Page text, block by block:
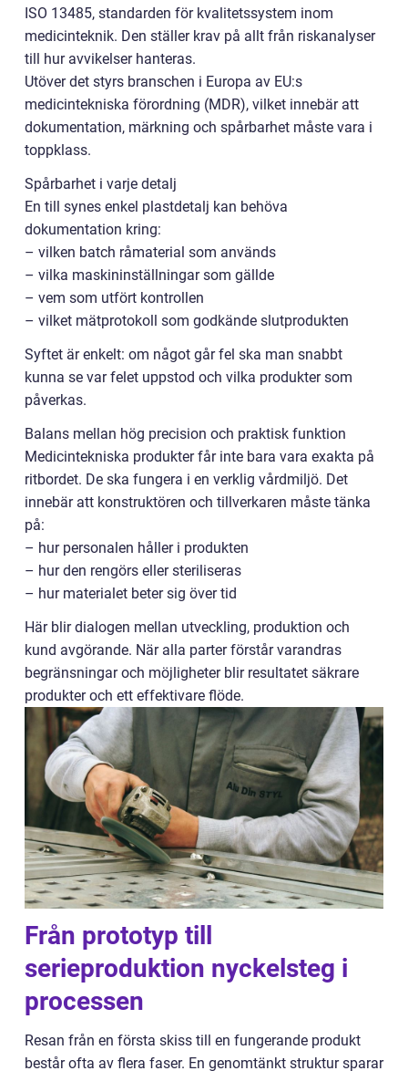
ISO 13485, standarden för kvalitetssystem inom
medicinteknik. Den ställer krav på allt från riskanalyser
till hur avvikelser hanteras.
Utöver det styrs branschen i Europa av EU:s
medicintekniska förordning (MDR), vilket innebär att
dokumentation, märkning och spårbarhet måste vara i
toppklass.
Spårbarhet i varje detalj
En till synes enkel plastdetalj kan behöva
dokumentation kring:
– vilken batch råmaterial som används
– vilka maskininställningar som gällde
– vem som utfört kontrollen
– vilket mätprotokoll som godkände slutprodukten
Syftet är enkelt: om något går fel ska man snabbt
kunna se var felet uppstod och vilka produkter som
påverkas.
Balans mellan hög precision och praktisk funktion
Medicintekniska produkter får inte bara vara exakta på
ritbordet. De ska fungera i en verklig vårdmiljö. Det
innebär att konstruktören och tillverkaren måste tänka
på:
– hur personalen håller i produkten
– hur den rengörs eller steriliseras
– hur materialet beter sig över tid
Här blir dialogen mellan utveckling, produktion och
kund avgörande. När alla parter förstår varandras
begränsningar och möjligheter blir resultatet säkrare
produkter och ett effektivare flöde.
Från prototyp till
serieproduktion nyckelsteg i
processen
Resan från en första skiss till en fungerande produkt
består ofta av flera faser. En genomtänkt struktur sparar